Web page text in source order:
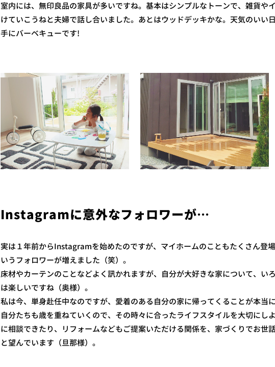
室内には、無印良品の家具が多いですね。基本はシンプルなトーンで、雑貨や
けていこうねと夫婦で話し合いました。あとはウッドデッキかな。天気のいい
手にバーベキューです!
Instagramに意外なフォロワーが…
実は１年前からInstagramを始めたのですが、マイホームのこともたくさん登
いうフォロワーが増えました（笑）。
床材やカーテンのことなどよく訊かれますが、自分が大好きな家について、い
は楽しいですね（奥様）。
私は今、単身赴任中なのですが、愛着のある自分の家に帰ってくることが本当
自分たちも歳を重ねていくので、その時々に合ったライフスタイルを大切にし
に相談できたり、リフォームなどもご提案いただける関係を、家づくりでお世
と望んでいます（旦那様）。